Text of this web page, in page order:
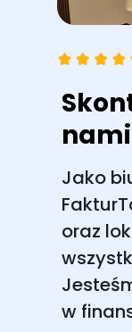
nami
Jako
oraz
w